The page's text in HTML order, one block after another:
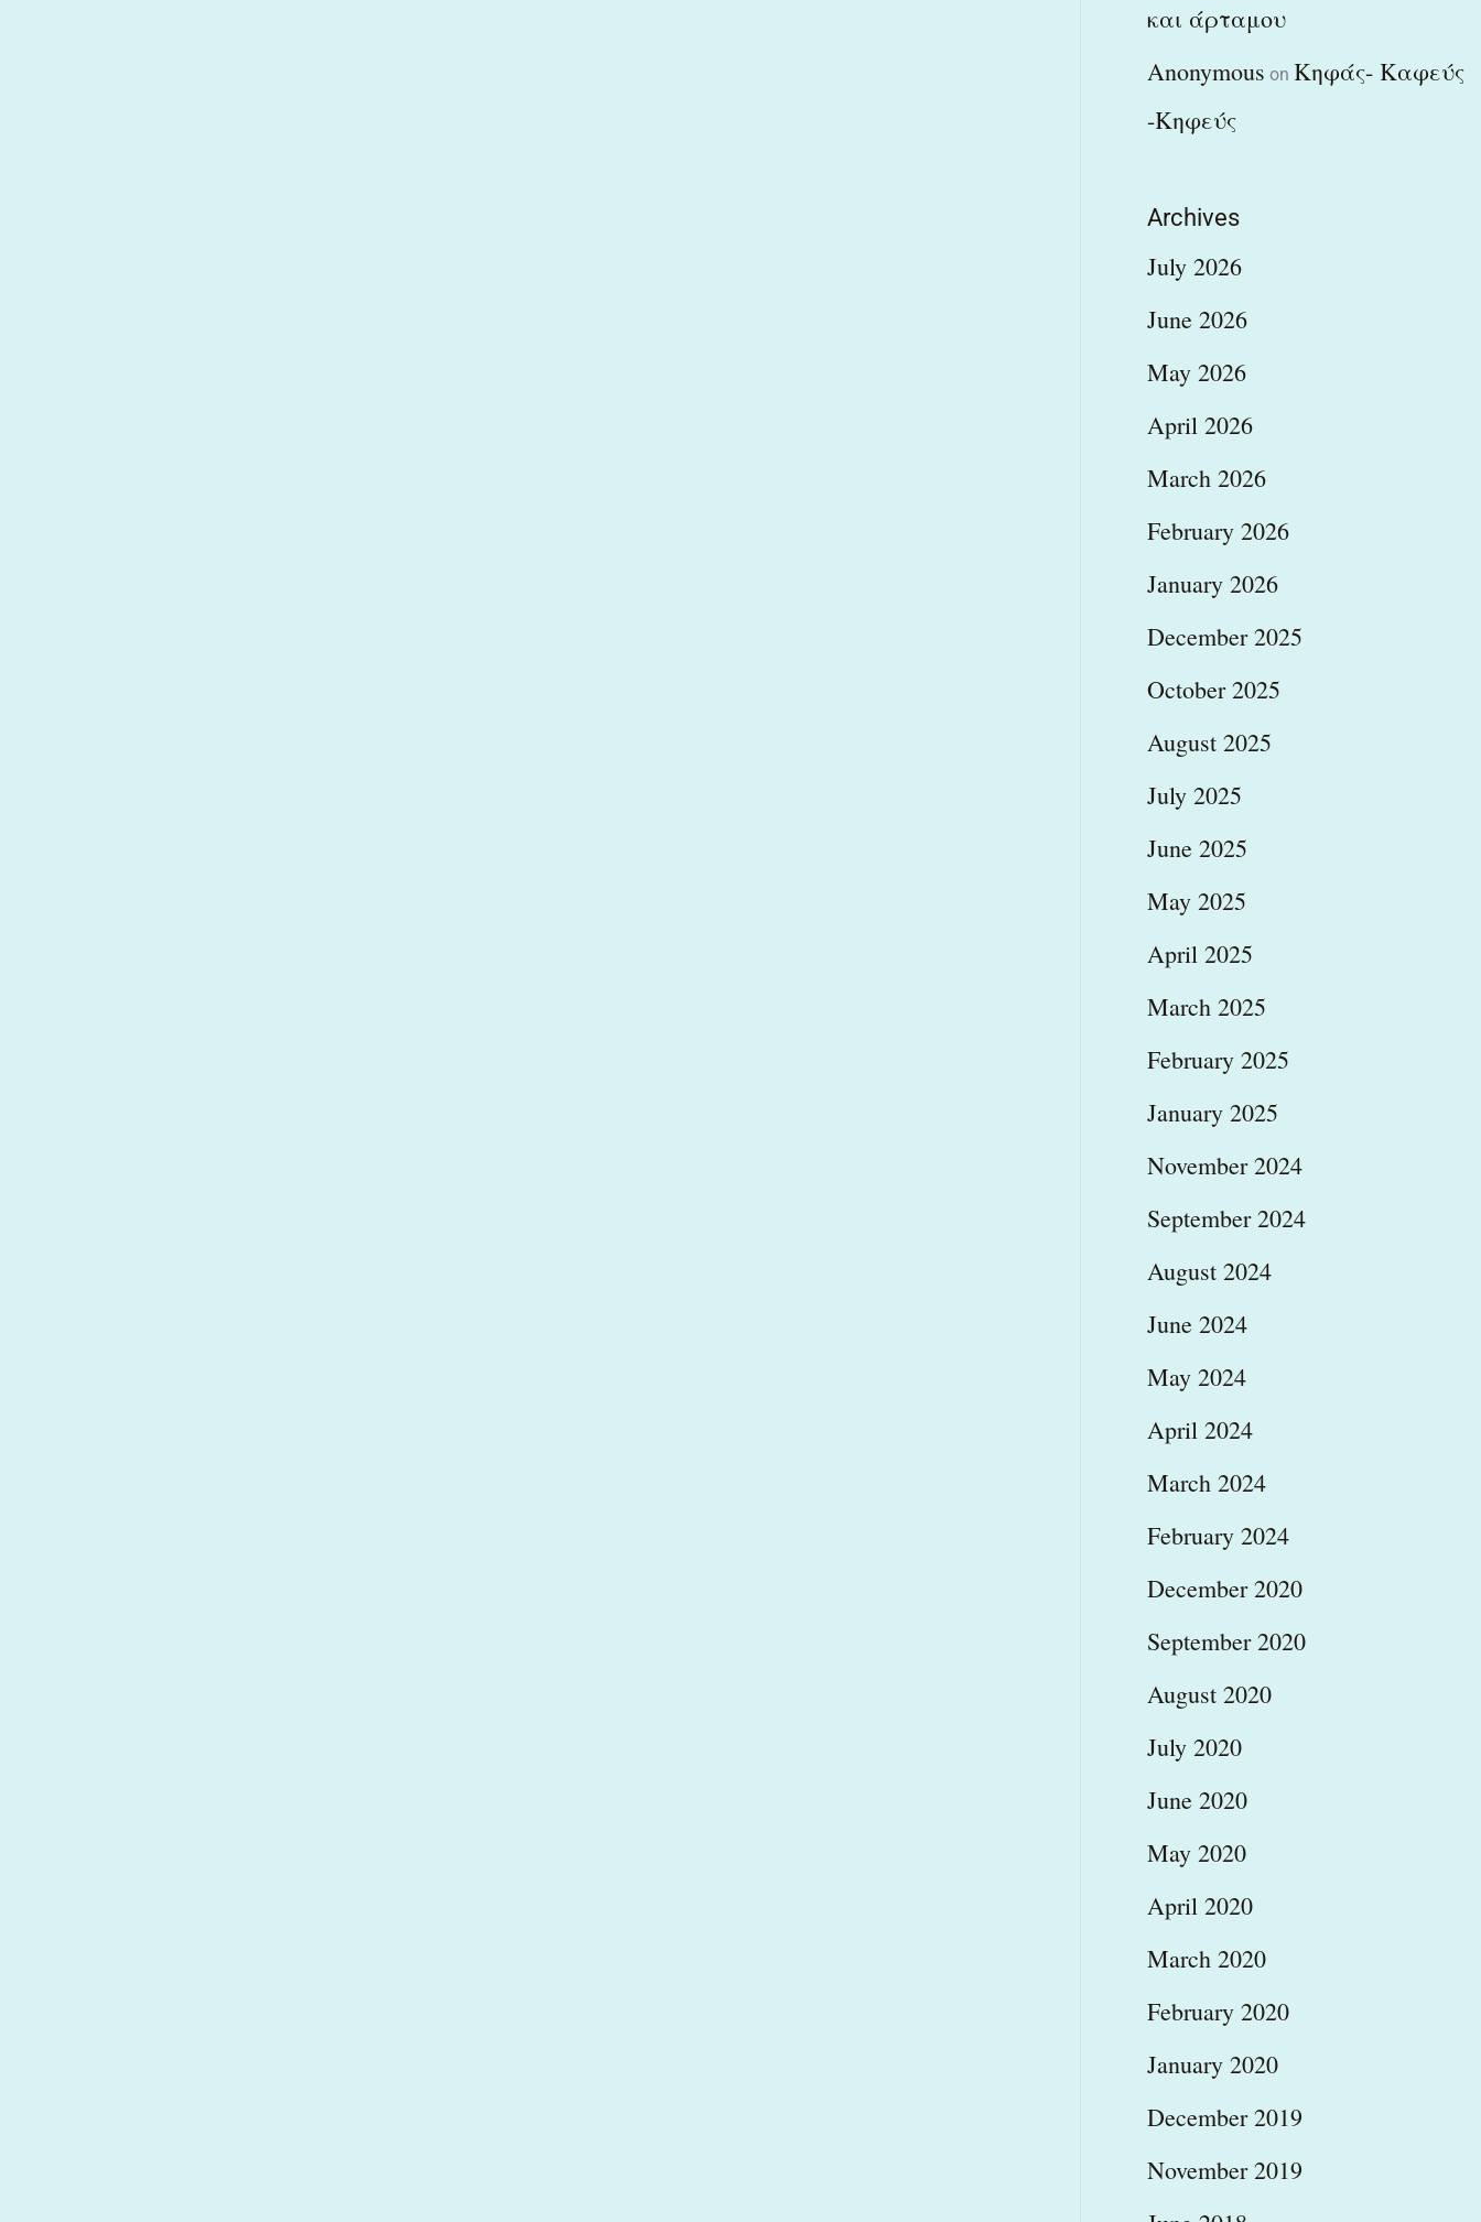
και άρταμου
Anonymous on Κηφάς- Καφεύς
-Κηφεύς
Archives
July 2026
June 2026
May 2026
April 2026
March 2026
February 2026
January 2026
December 2025
October 2025
August 2025
July 2025
June 2025
May 2025
April 2025
March 2025
February 2025
January 2025
November 2024
September 2024
August 2024
June 2024
May 2024
April 2024
March 2024
February 2024
December 2020
September 2020
August 2020
July 2020
June 2020
May 2020
April 2020
March 2020
February 2020
January 2020
December 2019
November 2019